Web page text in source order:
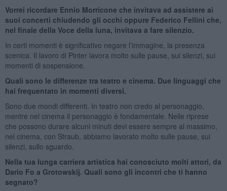
Vorrei ricordare Ennio Morricone che invitava ad assistere ai
suoi concerti chiudendo gli occhi oppure Federico Fellini che,
nel finale della Voce della luna, invitava a fare silenzio.
In certi momenti è significativo negare l’immagine, la presenza
scenica. Il lavoro di Pinter lavora molto sulle pause, sui silenzi, sui
momenti di sospensione.
Quali sono le differenze tra teatro e cinema. Due linguaggi che
hai frequentato in momenti diversi.
Sono due mondi differenti. In teatro non credo al personaggio,
mentre nel cinema il personaggio è fondamentale. Nelle riprese
che possono durare alcuni minuti devi essere sempre al massimo,
nel cinema, con Straub, abbiamo lavorato molto sulle pause, sui
silenzi, sullo sguardo.
Nella tua lunga carriera artistica hai conosciuto molti attori, da
Dario Fo a Grotowskij. Quali sono gli incontri che ti hanno
segnato?